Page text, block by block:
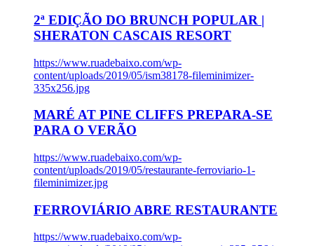
2ª EDIÇÃO DO BRUNCH POPULAR |
SHERATON CASCAIS RESORT
https://www.ruadebaixo.com/wp-
content/uploads/2019/05/ism38178-fileminimizer-
335x256.jpg
MARÉ AT PINE CLIFFS PREPARA-SE
PARA O VERÃO
https://www.ruadebaixo.com/wp-
content/uploads/2019/05/restaurante-ferroviario-1-
fileminimizer.jpg
FERROVIÁRIO ABRE RESTAURANTE
https://www.ruadebaixo.com/wp-